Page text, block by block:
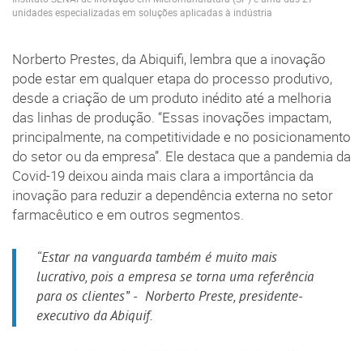
unidades especializadas em soluções aplicadas à indústria
Norberto Prestes, da Abiquifi, lembra que a inovação
pode estar em qualquer etapa do processo produtivo,
desde a criação de um produto inédito até a melhoria
das linhas de produção. “Essas inovações impactam,
principalmente, na competitividade e no posicionamento
do setor ou da empresa”. Ele destaca que a pandemia da
Covid-19 deixou ainda mais clara a importância da
inovação para reduzir a dependência externa no setor
farmacêutico e em outros segmentos.
“Estar na vanguarda também é muito mais
lucrativo, pois a empresa se torna uma referência
para os clientes” - Norberto Preste, presidente-
executivo da Abiquif.